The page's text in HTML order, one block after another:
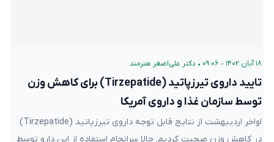
۱۸ آبان ۱۴۰۲ – ۰۹:۰۶ • دکتر علی‌اصغر هنرمند
تایید داروی تیرزپاتید (Tirzepatide) برای کاهش وزن
توسط سازمان غذا و داروی آمریکا
اواخر اردیبهشت از نتایج قابل توجه داروی تیرزپاتید (Tirzepatide)
در کاهش وزن صحبت کردیم. حالا سرانجام استفاده از این دارو توسط